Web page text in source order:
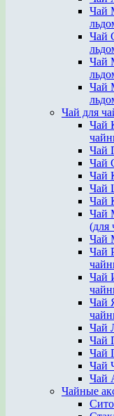
Чай
Чай
Чай
Чай
Чай для
Чай
Чай
Чай
Чай
Чай
Чай
(для
Чай
Чай
Чай
Чай
Чай
Чай
Чай
Чай
Чай
Чайные